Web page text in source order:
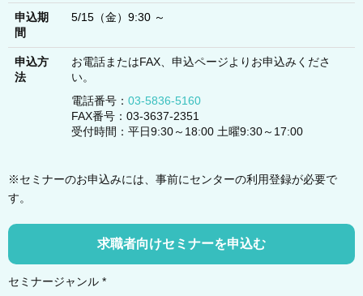
申込期
間
5/15（金）9:30 ～
申込方
法
お電話またはFAX、申込ページよりお申込みくださ
い。
電話番号： 03-5836-5160
FAX番号：03-3637-2351
受付時間：平日9:30～18:00 土曜9:30～17:00
※セミナーのお申込みには、事前にセンターの利用登録が必要で
す。
求職者向けセミナーを申込む
セミナージャンル *